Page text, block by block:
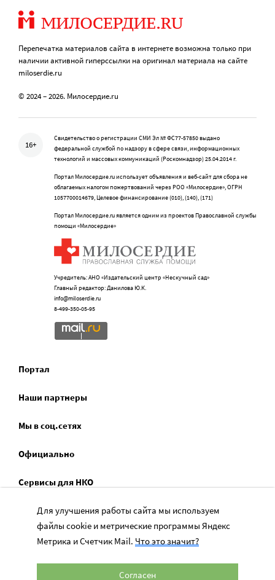
Перепечатка материалов сайта в интернете возможна только при
наличии активной гиперссылки на оригинал материала на сайте
miloserdie.ru
© 2024 – 2026. Милосердие.ru
16+
Свидетельство о регистрации СМИ Эл № ФС77-57850 выдано
федеральной службой по надзору в сфере связи, информационных
технологий и массовых коммуникаций (Роскомнадзор) 25.04.2014 г.
Портал Милосердие.ru использует объявления и веб-сайт для сбора не
облагаемых налогом пожертвований через РОО «Милосердие», ОГРН
1057700014679, Целевое финансирование (010), (140), (171)
Портал Милосердие.ru является одним из проектов Православной службы
помощи «Милосердие»
Учредитель: АНО «Издательский центр «Нескучный сад»
Главный редактор: Данилова Ю.К.
info@miloserdie.ru
8-499-350-05-95
Портал
Наши партнеры
Мы в соц.сетях
Официально
Сервисы для НКО
Спецпроекты
Социальное служение
Для улучшения работы сайта мы используем
файлы cookie и метрические программы Яндекс
Метрика и Счетчик Mail. Что это значит?
Согласен